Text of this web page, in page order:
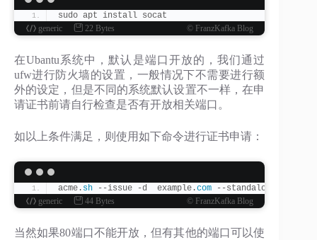
sudo apt install socat
generic
22 Bytes © FranzKafka Blog
在Ubantu系统中，默认是端口开放的，我们通过
ufw进行防火墙的设置，一般情况下不需要进行额
外的设定，但是不同的系统默认设置不一样，在申
请证书前请自行检查是否有开放相关端口。
如以上条件满足，则使用如下命令进行证书申请：
acme. sh --issue -d  example.com --standalone
generic
44 Bytes © FranzKafka Blog
当然如果80端口不能开放，但有其他的端口可以使